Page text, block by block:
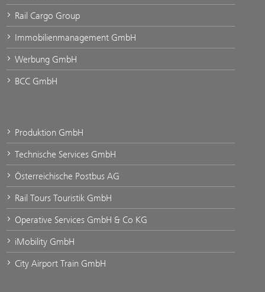
Rail Cargo Group
Immobilienmanagement GmbH
Werbung GmbH
BCC GmbH
Produktion GmbH
Technische Services GmbH
Österreichische Postbus AG
Rail Tours Touristik GmbH
Operative Services GmbH & Co KG
iMobility GmbH
City Airport Train GmbH